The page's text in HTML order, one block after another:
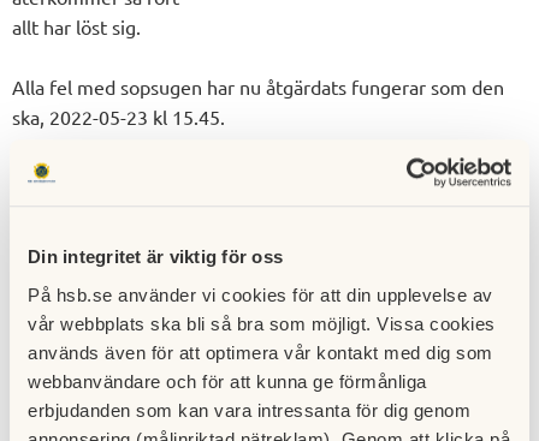
Din integritet är viktig för oss
På hsb.se använder vi cookies för att din upplevelse av
vår webbplats ska bli så bra som möjligt. Vissa cookies
används även för att optimera vår kontakt med dig som
webbanvändare och för att kunna ge förmånliga
erbjudanden som kan vara intressanta för dig genom
allt har löst sig.
Alla fel med sopsugen har nu åtgärdats fungerar som den
ska, 2022-05-23 kl 15.45.
Till nyhetslistan
Publicerad: 2022-05-23
Senast uppdaterad:
2022-05-23